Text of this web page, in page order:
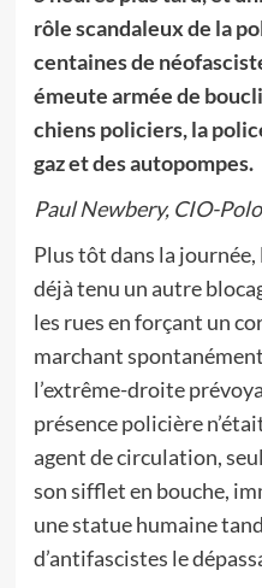
rôle scandaleux de la
centaines de
émeute armée de
chiens policiers, la
gaz et des autopompes.
Paul Newbery, CIO-
Plus tôt dans la
déjà tenu un autre
les rues en forçant un
marchant
l’extrême-droite
présence policière
agent de circulation,
son sifflet en bouche,
une statue humaine
d’antifascistes le